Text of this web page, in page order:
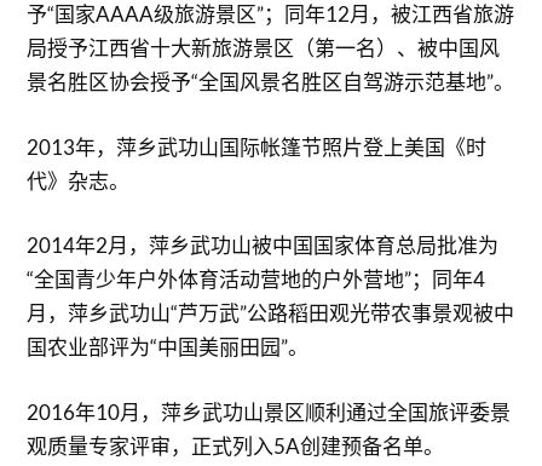
予“国家AAAA级旅游景区”；同年12月，被江西省旅游
局授予江西省十大新旅游景区（第一名）、被中国风
景名胜区协会授予“全国风景名胜区自驾游示范基地”。
2013年，萍乡武功山国际帐篷节照片登上美国《时
代》杂志。
2014年2月，萍乡武功山被中国国家体育总局批准为
“全国青少年户外体育活动营地的户外营地”；同年4
月，萍乡武功山“芦万武”公路稻田观光带农事景观被中
国农业部评为“中国美丽田园”。
2016年10月，萍乡武功山景区顺利通过全国旅评委景
观质量专家评审，正式列入5A创建预备名单。